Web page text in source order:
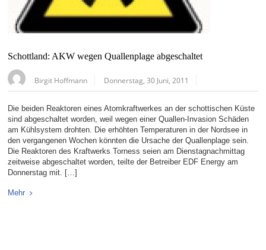
Schottland: AKW wegen Quallenplage abgeschaltet
Birgit Hoffmann Donnerstag, 30 Juni, 2011
Die beiden Reaktoren eines Atomkraftwerkes an der schottischen Küste
sind abgeschaltet worden, weil wegen einer Quallen-Invasion Schäden
am Kühlsystem drohten. Die erhöhten Temperaturen in der Nordsee in
den vergangenen Wochen könnten die Ursache der Quallenplage sein.
Die Reaktoren des Kraftwerks Torness seien am Dienstagnachmittag
zeitweise abgeschaltet worden, teilte der Betreiber EDF Energy am
Donnerstag mit. […]
Mehr